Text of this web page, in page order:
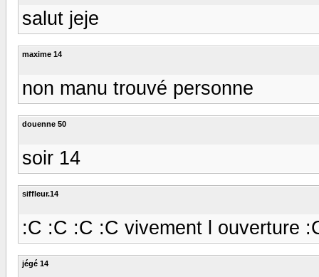
salut jeje
maxime 14
non manu trouvé personne
douenne 50
soir 14
siffleur.14
:C :C :C :C vivement l ouverture
jégé 14